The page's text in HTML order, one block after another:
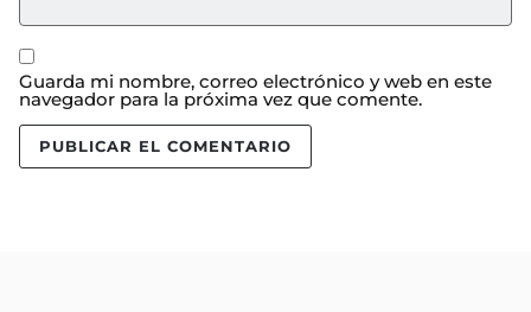
Guarda mi nombre, correo electrónico y web en este
navegador para la próxima vez que comente.